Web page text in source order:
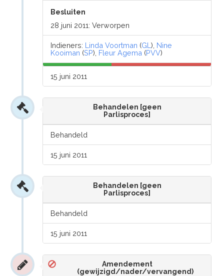
Besluiten
28 juni 2011: Verworpen
Indieners: Linda Voortman (GL), Nine
Kooiman (SP), Fleur Agema (PVV)
15 juni 2011
Behandelen [geen
Parlisproces]
Behandeld
15 juni 2011
Behandelen [geen
Parlisproces]
Behandeld
15 juni 2011
Amendement
(gewijzigd/nader/vervangend)